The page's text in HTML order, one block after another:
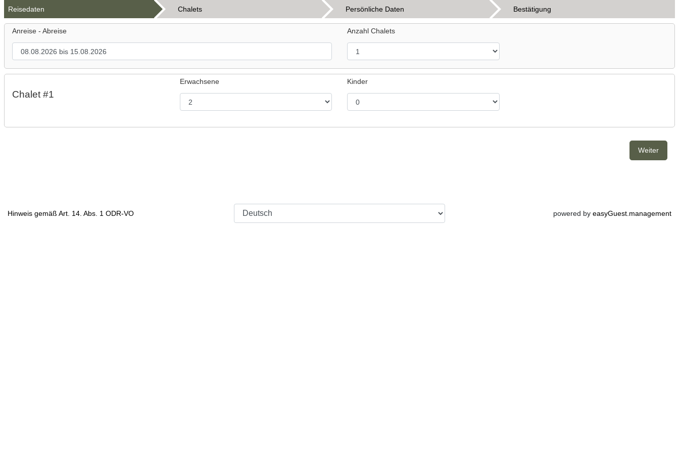
Reisedaten Chalets Persönliche Daten Bestätigung
Anreise - Abreise Anzahl Chalets
Chalet #1
Erwachsene Kinder
Weiter
Hinweis gemäß Art. 14. Abs. 1 ODR-VO powered by easyGuest.management